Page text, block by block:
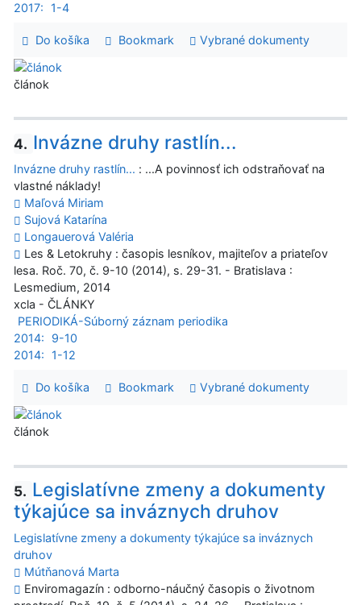
2017:
1-4
Do košíka Bookmark Vybrané dokumenty
článok
4. Invázne druhy rastlín...
Invázne druhy rastlín... : ...A povinnosť ich odstraňovať na
vlastné náklady!
Maľová Miriam
Sujová Katarína
Longauerová Valéria
Les & Letokruhy : časopis lesníkov, majiteľov a priateľov
lesa. Roč. 70, č. 9-10 (2014), s. 29-31. - Bratislava :
Lesmedium, 2014
xcla - ČLÁNKY
PERIODIKÁ-Súborný záznam periodika
2014:
9-10
2014:
1-12
Do košíka Bookmark Vybrané dokumenty
článok
5. Legislatívne zmeny a dokumenty
týkajúce sa inváznych druhov
Legislatívne zmeny a dokumenty týkajúce sa inváznych
druhov
Mútňanová Marta
Enviromagazín : odborno-náučný časopis o životnom